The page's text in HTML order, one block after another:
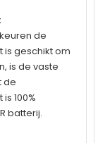
de
is geschikt om
is de vaste
de
100%
batterij.